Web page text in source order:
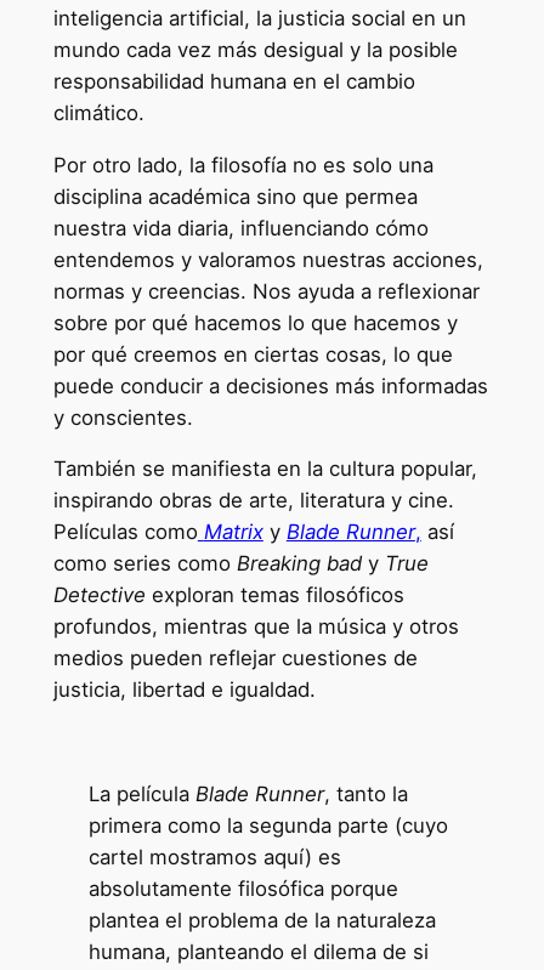
inteligencia artificial, la justicia social en un
mundo cada vez más desigual y la posible
responsabilidad humana en el cambio
climático.
Por otro lado, la filosofía no es solo una
disciplina académica sino que permea
nuestra vida diaria, influenciando cómo
entendemos y valoramos nuestras acciones,
normas y creencias. Nos ayuda a reflexionar
sobre por qué hacemos lo que hacemos y
por qué creemos en ciertas cosas, lo que
puede conducir a decisiones más informadas
y conscientes.
También se manifiesta en la cultura popular,
inspirando obras de arte, literatura y cine.
Películas como Matrixy Blade Runner, así
como series como Breaking bady True
Detective exploran temas filosóficos
profundos, mientras que la música y otros
medios pueden reflejar cuestiones de
justicia, libertad e igualdad.
La película Blade Runner, tanto la
primera como la segunda parte (cuyo
cartel mostramos aquí) es
absolutamente filosófica porque
plantea el problema de la naturaleza
humana, planteando el dilema de si